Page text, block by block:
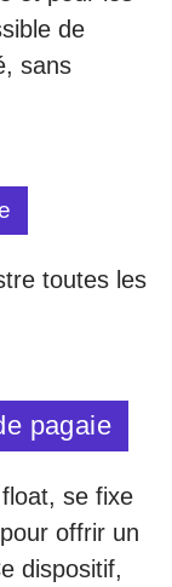
de
sans
toutes les
pagaie
se fixe
offrir un
dispositif,